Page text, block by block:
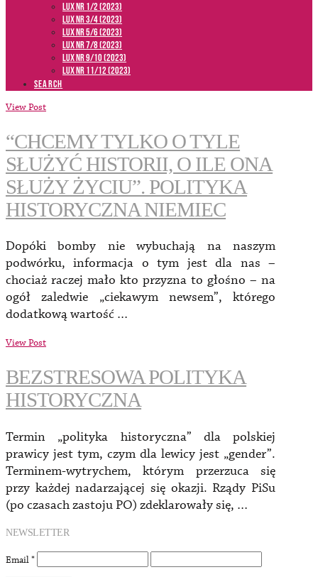
LUX NR 1/2 (2023)
LUX NR 3/4 (2023)
LUX NR 5/6 (2023)
LUX NR 7/8 (2023)
LUX NR 9/10 (2023)
LUX NR 11/12 (2023)
SEARCH
View Post
“CHCEMY TYLKO O TYLE
SŁUŻYĆ HISTORII, O ILE ONA
SŁUŻY ŻYCIU”. POLITYKA
HISTORYCZNA NIEMIEC
Dopóki bomby nie wybuchają na naszym
podwórku, informacja o tym jest dla nas –
chociaż raczej mało kto przyzna to głośno – na
ogół zaledwie „ciekawym newsem”, którego
dodatkową wartość …
View Post
BEZSTRESOWA POLITYKA
HISTORYCZNA
Termin „polityka historyczna” dla polskiej
prawicy jest tym, czym dla lewicy jest „gender”.
Terminem-wytrychem, którym przerzuca się
przy każdej nadarzającej się okazji. Rządy PiSu
(po czasach zastoju PO) zdeklarowały się, …
NEWSLETTER
Email*